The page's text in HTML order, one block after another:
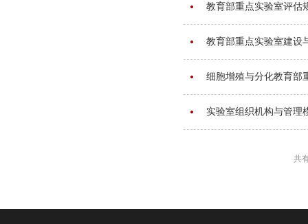
教育部重点实验室评估
教育部重点实验室建设
细胞增殖与分化教育部
实验室组织机构与管理
共